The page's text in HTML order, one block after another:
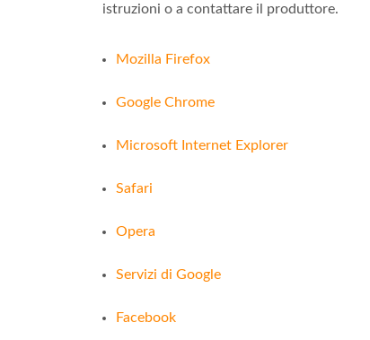
istruzioni o a contattare il produttore.
Mozilla Firefox
Google Chrome
Microsoft Internet Explorer
Safari
Opera
Servizi di Google
Facebook